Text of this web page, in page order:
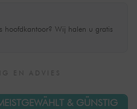
hoofdkantoor? Wij halen u gratis
& GÜNSTIG